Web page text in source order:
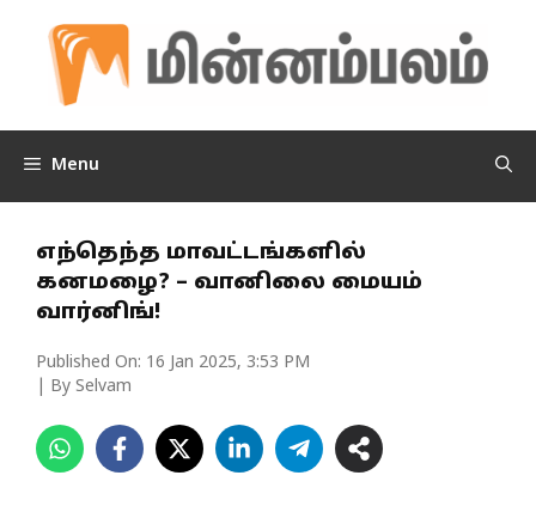
content
Menu
எந்தெந்த மாவட்டங்களில்
கனமழை? – வானிலை மையம்
வார்னிங்!
Published On: 16 Jan 2025, 3:53 PM
| By Selvam